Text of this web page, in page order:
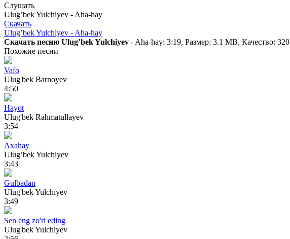
Слушать
Ulug’bek Yulchiyev - Aha-hay
Скачать
Ulug’bek Yulchiyev - Aha-hay
Скачать песню Ulug’bek Yulchiyev - Aha-hay: 3:19, Размер: 3.1 MB, Качество: 320
Похожие песни
Vafo
Ulug'bek Barnoyev
4:50
Hayot
Ulug'bek Rahmatullayev
3:54
Axahay
Ulug’bek Yulchiyev
3:43
Gulbadan
Ulug'bek Yulchiyev
3:49
Sen eng zo'ri eding
Ulug'bek Yulchiyev